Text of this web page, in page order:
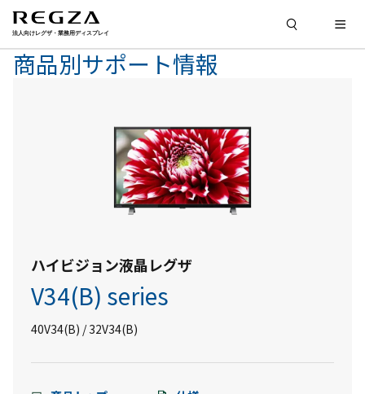
商品別サポート情報
ハイビジョン液晶レグザ
V34(B) series
40V34(B) / 32V34(B)